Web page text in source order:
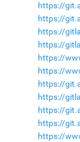
https://
https://
https://
https://
https://
https://
https://
https://
https://
https://
https://